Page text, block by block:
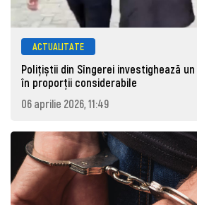
ACTUALITATE
Polițiștii din Sîngerei investighează
în proporții considerabile
06 aprilie 2026, 11:49